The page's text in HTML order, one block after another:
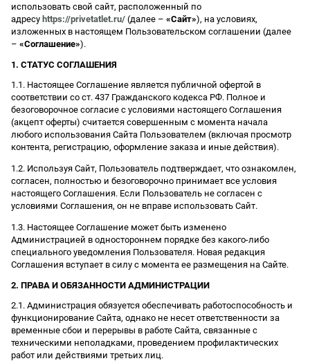
использовать свой сайт, расположенный по
адресу https://privetatlet.ru/ (далее – «Сайт»), на условиях,
изложенных в настоящем Пользовательском соглашении (далее
– «Соглашение»).
1. СТАТУС СОГЛАШЕНИЯ
1.1. Настоящее Соглашение является публичной офертой в
соответствии со ст. 437 Гражданского кодекса РФ. Полное и
безоговорочное согласие с условиями настоящего Соглашения
(акцепт оферты) считается совершенным с момента начала
любого использования Сайта Пользователем (включая просмотр
контента, регистрацию, оформление заказа и иные действия).
1.2. Используя Сайт, Пользователь подтверждает, что ознакомлен,
согласен, полностью и безоговорочно принимает все условия
настоящего Соглашения. Если Пользователь не согласен с
условиями Соглашения, он не вправе использовать Сайт.
1.3. Настоящее Соглашение может быть изменено
Администрацией в одностороннем порядке без какого-либо
специального уведомления Пользователя. Новая редакция
Соглашения вступает в силу с момента ее размещения на Сайте.
2. ПРАВА И ОБЯЗАННОСТИ АДМИНИСТРАЦИИ
2.1. Администрация обязуется обеспечивать работоспособность и
функционирование Сайта, однако не несет ответственности за
временные сбои и перерывы в работе Сайта, связанные с
техническими неполадками, проведением профилактических
работ или действиями третьих лиц.